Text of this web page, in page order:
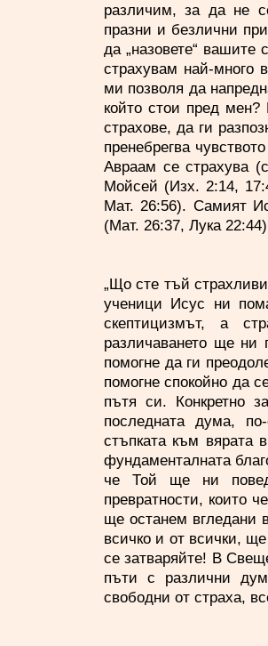
различим, за да не
празни и безлични
да „назовете“ вашите
страхувам най-много
ми позволя да
който стои пред мен?
страхове, да ги
пренебрегва
Авраам се страхува
Мойсей (Изх. 2:14,
Мат. 26:56). Самият
(Мат. 26:37, Лука
„Що сте тъй
ученици Исус ни
скептицизмът, а
различаването ще
помогне да ги
помогне спокойно да
пътя си. Конкретно
последната дума,
стъпката към вярата
фундаменталната
че Той ще ни
превратности, които
ще останем вгледани
всичко и от всички,
се затваряйте! В
пъти с различни
свободни от страха,